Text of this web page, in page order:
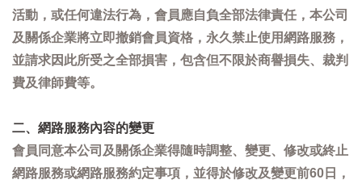
活動，或任何違法行為，會員應自負全部法律責任，本公司
及關係企業將立即撤銷會員資格，永久禁止使用網路服務，
並請求因此所受之全部損害，包含但不限於商譽損失、裁判
費及律師費等。
二、網路服務內容的變更
會員同意本公司及關係企業得隨時調整、變更、修改或終止
網路服務或網路服務約定事項，並得於修改及變更前60日，